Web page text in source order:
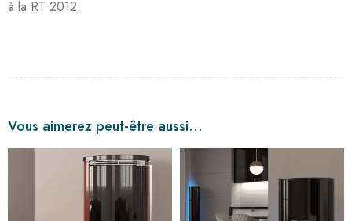
à la RT 2012.
Vous aimerez peut-être aussi…